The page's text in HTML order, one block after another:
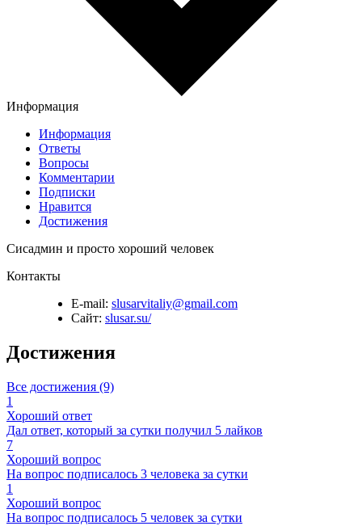
Информация
Информация
Ответы
Вопросы
Комментарии
Подписки
Нравится
Достижения
Сисадмин и просто хороший человек
Контакты
E-mail: slusarvitaliy@gmail.com
Сайт: slusar.su/
Достижения
Все достижения (9)
1
Хороший ответ
Дал ответ, который за сутки получил 5 лайков
7
Хороший вопрос
На вопрос подписалось 3 человека за сутки
1
Хороший вопрос
На вопрос подписалось 5 человек за сутки